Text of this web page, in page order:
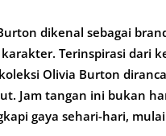
dikenal sebagai
Terinspirasi dari
Olivia Burton
Jam tangan ini bukan
gaya sehari-hari,